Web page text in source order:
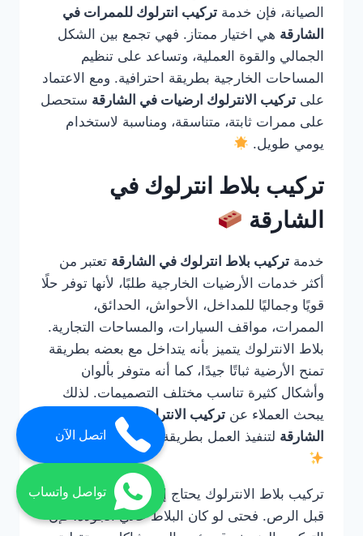
الصيانة، فإن خدمة تركيب انترلوك للممرات في
الشارقة هي اختيار ممتاز. فهي تجمع بين الشكل
الجمالي والقوة العملية، وتساعد على تنظيم
المساحات الخارجية بطريقة احترافية. ومع الاعتماد
على تركيب الانترلوك ارضيات في الشارقة ستحصل
على ممرات ثابتة، متناسقة، ومناسبة لاستخدام
يومي طويل.
تركيب بلاط انترلوك في
الشارقة
خدمة تركيب بلاط انترلوك في الشارقة تعتبر من
أكثر خدمات الأرضيات الخارجية طلبًا، لأنها توفر حلًا
قويًا وجماليًا للمداخل، الأحواش، الحدائق،
الممرات، مواقف السيارات، والمساحات التجارية.
بلاط الانترلوك يتميز بأنه يتداخل مع بعضه بطريقة
تمنح الأرضية ثباتًا جيدًا، كما أنه متوفر بألوان
وأشكال كثيرة تناسب مختلف التصميمات. لذلك
يبحث العملاء عن تركيب الانترلوك ارضيات في
الشارقة لتنفيذ العمل بطريقة صحيحة واحترافية.
تركيب بلاط الانترلوك يحتاج إلى خبرة في التأسيس
قبل الرص. فحتى لو كان البلاط عالي الجودة، فإن
اتصل الآن
تواصل واتساب